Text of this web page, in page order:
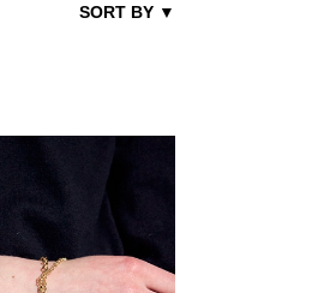
SORT BY ▼